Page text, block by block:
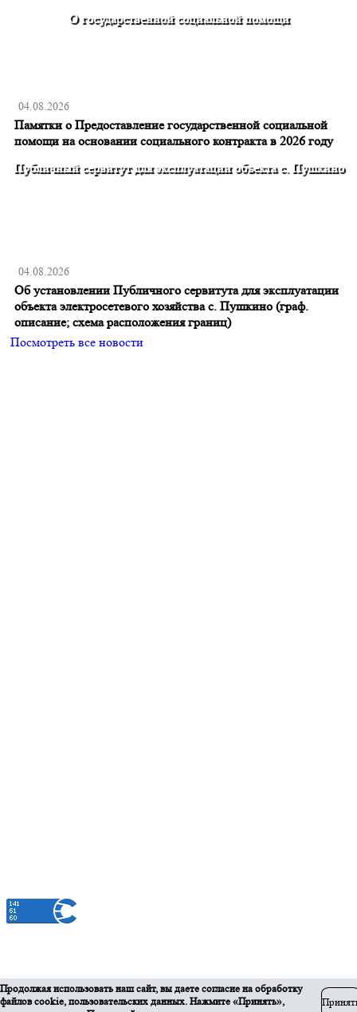
О государственной социальной помощи
04.08.2026
Памятки о Предоставление государственной социальной
помощи на основании социального контракта в 2026 году
Публичный сервитут для эксплуатации объекта с. Пушкино
04.08.2026
Об установлении Публичного сервитута для эксплуатации
объекта электросетевого хозяйства с. Пушкино (граф.
описание; схема расположения границ)
Посмотреть все новости
Продолжая использовать наш сайт, вы даете согласие на обработку
файлов cookie, пользовательских данных. Нажмите «Принять»,